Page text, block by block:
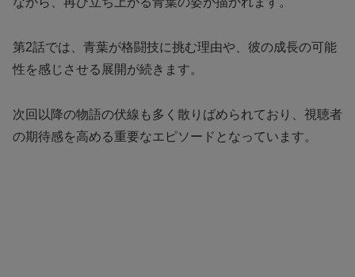
第2話では、青葉が格闘技に挑む理由や、彼の成長の可能
性を感じさせる展開が続きます。
次回以降の物語の伏線も多く散りばめられており、視聴者
の期待感を高める重要なエピソードとなっています。